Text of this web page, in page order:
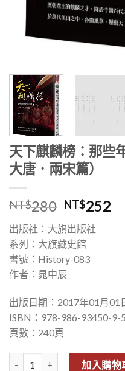
天下麒麟榜：那些
大唐．兩宋篇）
NT$280 NT$252
出版社：大旗出版社
系列：大旗藏史館
書號：History-083
作者：晁中辰
出版日期：2017年01月01
ISBN：978-986-93450-9-5
頁數：240頁
天下麒麟榜：那些年的那些謀
加入購物